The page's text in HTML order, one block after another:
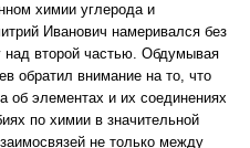
химии углерода и
Иванович намеривался без
над второй частью. Обдумывая
обратил внимание на то, что
об элементах и их соединениях
по химии в значительной
не только между